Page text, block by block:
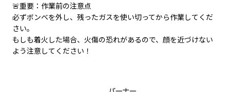
🚨重要：作業前の注意点
必ずボンベを外し、残ったガスを使い切ってから作業してくだ
さい。
もしも着火した場合、火傷の恐れがあるので、顔を近づけない
よう注意してください！